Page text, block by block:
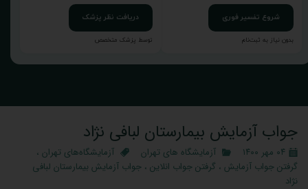
شروع تفسیر فوری
بدون نیاز به ثبت‌نام
دریافت نظر پزشک
توسط پزشک متخصص
جواب آزمایش بیمارستان لبافی نژاد
۰۴ مهر ۱۴۰۰ آزمایشگاه‌ های تهران آزمایشگاه‌های تهران ،
گرفتن جواب آزمایش ، گرفتن جواب انلاین ، جواب آزمایش بیمارستان لبافی
نژاد